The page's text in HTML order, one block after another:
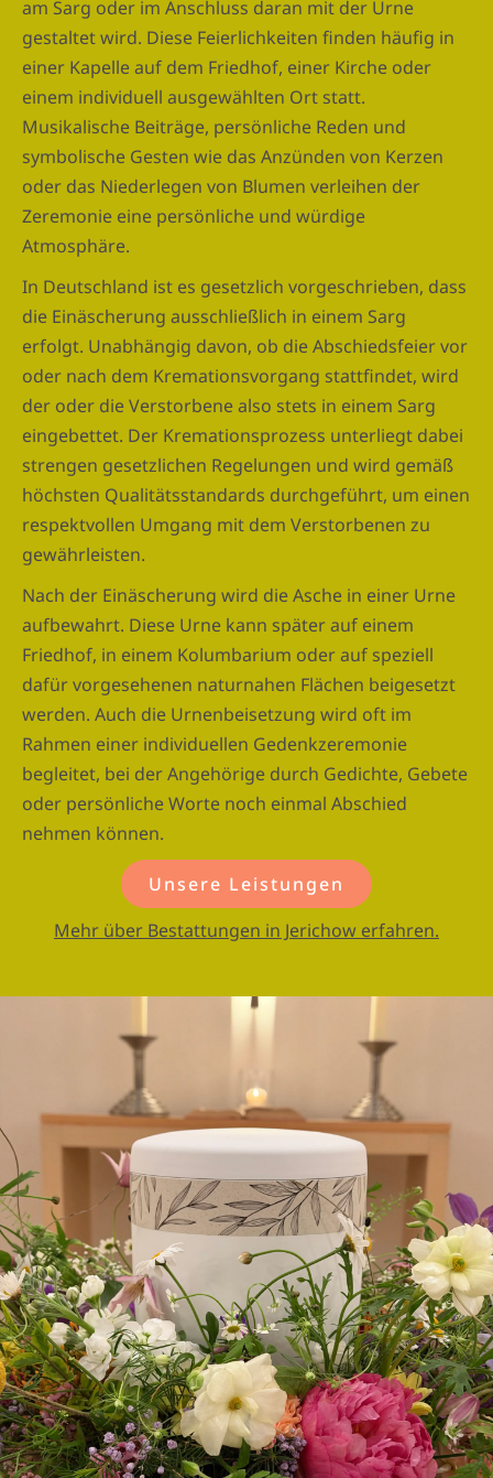
am Sarg oder im Anschluss daran mit der Urne
gestaltet wird. Diese Feierlichkeiten finden häufig in
einer Kapelle auf dem Friedhof, einer Kirche oder
einem individuell ausgewählten Ort statt.
Musikalische Beiträge, persönliche Reden und
symbolische Gesten wie das Anzünden von Kerzen
oder das Niederlegen von Blumen verleihen der
Zeremonie eine persönliche und würdige
Atmosphäre.
In Deutschland ist es gesetzlich vorgeschrieben, dass
die Einäscherung ausschließlich in einem Sarg
erfolgt. Unabhängig davon, ob die Abschiedsfeier vor
oder nach dem Kremationsvorgang stattfindet, wird
der oder die Verstorbene also stets in einem Sarg
eingebettet. Der Kremationsprozess unterliegt dabei
strengen gesetzlichen Regelungen und wird gemäß
höchsten Qualitätsstandards durchgeführt, um einen
respektvollen Umgang mit dem Verstorbenen zu
gewährleisten.
Nach der Einäscherung wird die Asche in einer Urne
aufbewahrt. Diese Urne kann später auf einem
Friedhof, in einem Kolumbarium oder auf speziell
dafür vorgesehenen naturnahen Flächen beigesetzt
werden. Auch die Urnenbeisetzung wird oft im
Rahmen einer individuellen Gedenkzeremonie
begleitet, bei der Angehörige durch Gedichte, Gebete
oder persönliche Worte noch einmal Abschied
nehmen können.
Unsere Leistungen
Mehr über Bestattungen in Jerichow erfahren.